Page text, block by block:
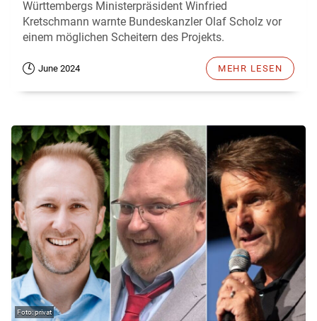
Württembergs Ministerpräsident Winfried
Kretschmann warnte Bundeskanzler Olaf Scholz vor
einem möglichen Scheitern des Projekts.
June 2024 MEHR LESEN
privat